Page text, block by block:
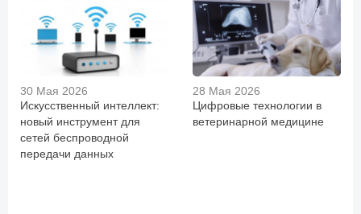
30 Мая 2026
Искусственный интеллект:
новый инструмент для
сетей беспроводной
передачи данных
28 Мая 2026
Цифровые технологии в
ветеринарной медицине